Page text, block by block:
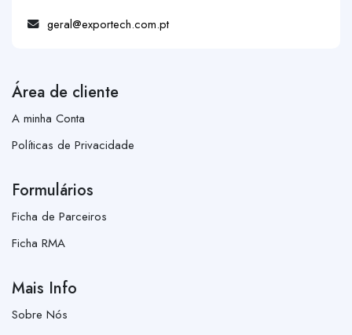
geral@exportech.com.pt
Área de cliente
A minha Conta
Políticas de Privacidade
Formulários
Ficha de Parceiros
Ficha RMA
Mais Info
Sobre Nós